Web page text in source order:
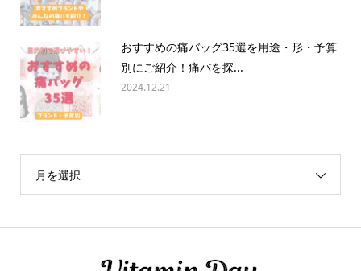
おすすめの痛バッグ35選を用途・形・予算
別にご紹介！痛バを探...
2024.12.21
月を選択